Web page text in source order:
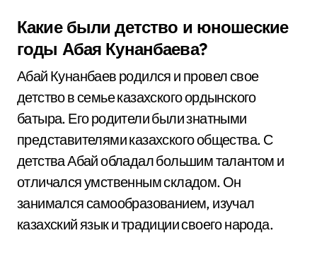
Какие были детство и юношеские
годы Абая Кунанбаева?
Абай Кунанбаев родился и провел свое
детство в семье казахского ордынского
батыра. Его родители были знатными
представителями казахского общества. С
детства Абай обладал большим талантом и
отличался умственным складом. Он
занимался самообразованием, изучал
казахский язык и традиции своего народа.